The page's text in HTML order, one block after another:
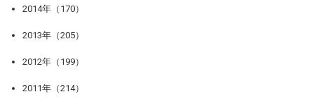
2014年（170）
2013年（205）
2012年（199）
2011年（214）